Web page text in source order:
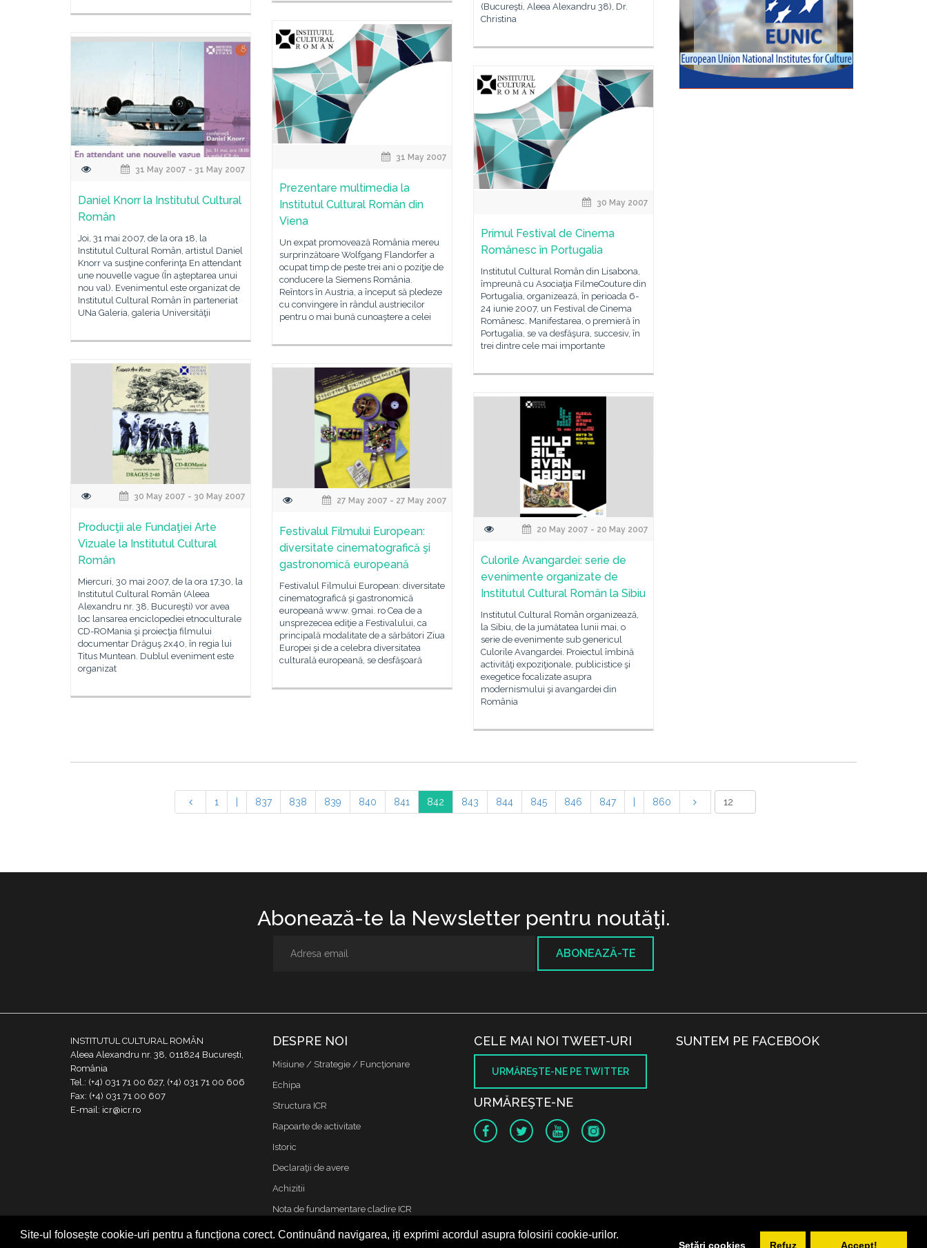
Site-ul folosește cookie-uri pentru a funcționa corect. Continuând navigarea, iți exprimi acordul asupra folosirii cookie-urilor.
Setări cookies Refuz Accept!
(Bucureşti, Aleea Alexandru 38), Dr.
Christina
31 May 2007
Prezentare multimedia la
Institutul Cultural Român din
Viena
Un expat promovează România mereu
surprinzătoare Wolfgang Flandorfer a
ocupat timp de peste trei ani o poziţie de
conducere la Siemens România.
Reîntors în Austria, a început să pledeze
cu convingere în rândul austriecilor
pentru o mai bună cunoaştere a celei
31 May 2007 - 31 May 2007
Daniel Knorr la Institutul Cultural
Român
Joi, 31 mai 2007, de la ora 18, la
Institutul Cultural Român, artistul Daniel
Knorr va susţine conferinţa En attendant
une nouvelle vague (În aşteptarea unui
nou val). Evenimentul este organizat de
Institutul Cultural Român în parteneriat
UNa Galeria, galeria Universităţii
30 May 2007
Primul Festival de Cinema
Românesc în Portugalia
Institutul Cultural Român din Lisabona,
împreună cu Asociaţia FilmeCouture din
Portugalia, organizează, în perioada 6-
24 iunie 2007, un Festival de Cinema
Românesc. Manifestarea, o premieră în
Portugalia, se va desfăşura, succesiv, în
trei dintre cele mai importante
30 May 2007 - 30 May 2007
Producţii ale Fundaţiei Arte
Vizuale la Institutul Cultural
Român
Miercuri, 30 mai 2007, de la ora 17,30, la
Institutul Cultural Român (Aleea
Alexandru nr. 38, Bucureşti) vor avea
loc lansarea enciclopediei etnoculturale
CD-ROMania şi proiecţia filmului
documentar Drăguş 2x40, în regia lui
Titus Muntean. Dublul eveniment este
organizat
27 May 2007 - 27 May 2007
Festivalul Filmului European:
diversitate cinematografică şi
gastronomică europeană
Festivalul Filmului European: diversitate
cinematografică şi gastronomică
europeană www. 9mai. ro Cea de a
unsprezecea ediţie a Festivalului, ca
principală modalitate de a sărbători Ziua
Europei şi de a celebra diversitatea
culturală europeană, se desfăşoară
20 May 2007 - 20 May 2007
Culorile Avangardei: serie de
evenimente organizate de
Institutul Cultural Român la Sibiu
Institutul Cultural Român organizează,
la Sibiu, de la jumătatea lunii mai, o
serie de evenimente sub genericul
Culorile Avangardei. Proiectul îmbină
activităţi expoziţionale, publicistice şi
exegetice focalizate asupra
modernismului şi avangardei din
România
1 837 838 839 840 841 842 843 844 845 846 847 860
Abonează-te la Newsletter pentru noutăţi.
ABONEAZĂ-TE
INSTITUTUL CULTURAL ROMÂN
Aleea Alexandru nr. 38, 011824 București,
România
Tel.: (+4) 031 71 00 627, (+4) 031 71 00 606
Fax: (+4) 031 71 00 607
E-mail: icr@icr.ro
DESPRE NOI
Misiune / Strategie / Funcţionare
Echipa
Structura ICR
Rapoarte de activitate
Istoric
Declaraţii de avere
Achizitii
Nota de fundamentare cladire ICR
Contact
CELE MAI NOI TWEET-URI
URMĂREŞTE-NE PE TWITTER
URMĂREŞTE-NE
SUNTEM PE FACEBOOK